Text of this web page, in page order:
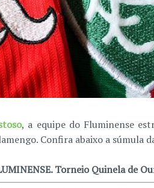
, a equipe do Fluminense
Confira abaixo a súmula
Torneio Quinela de